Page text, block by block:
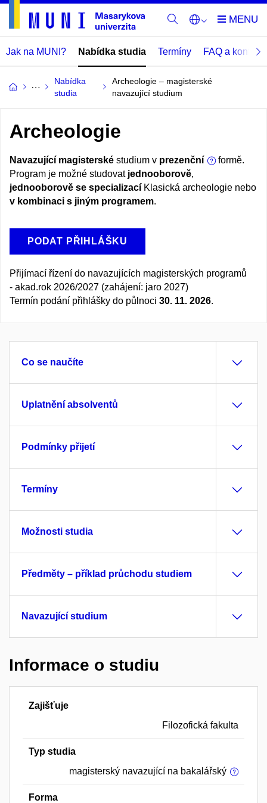
Jak na MUNI? Nabídka studia Termíny FAQ a kontakty
Nabídka
studia
Archeologie – magisterské
navazující studium
Archeologie
Navazující magisterské studium v prezenční
formě.
Program je možné studovat jednooborově,
jednooborově se specializací Klasická archeologie nebo
v kombinaci s jiným programem.
PODAT PŘIHLÁŠKU
Přijímací řízení do navazujících magisterských programů
- akad.rok 2026/2027 (zahájení: jaro 2027)
Termín podání přihlášky do půlnoci 30. 11. 2026.
Co se naučíte
Uplatnění absolventů
Podmínky přijetí
Termíny
Možnosti studia
Předměty – příklad průchodu studiem
Navazující studium
Informace o studiu
Zajišťuje
Filozofická fakulta
Typ studia
magisterský navazující na bakalářský
Forma